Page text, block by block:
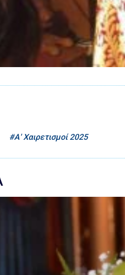
Α' Χαιρετισμοί 2025